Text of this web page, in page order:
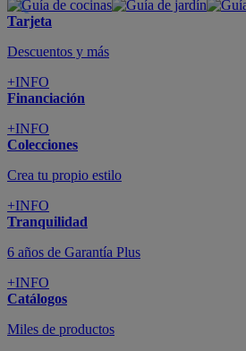
Tarjeta
Descuentos y más
+INFO
Financiación
+INFO
Colecciones
Crea tu propio estilo
+INFO
Tranquilidad
6 años de Garantía Plus
+INFO
Catálogos
Miles de productos